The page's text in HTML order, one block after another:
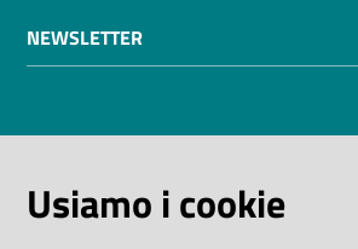
NEWSLETTER
I dati personali pubblicati sono
Usiamo i cookie